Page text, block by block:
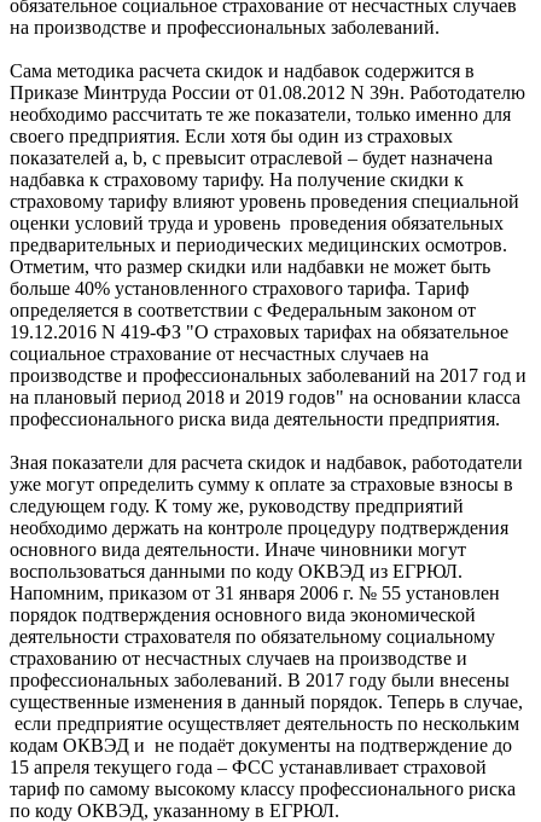
обязательное социальное страхование от несчастных случаев
на производстве и профессиональных заболеваний.
Сама методика расчета скидок и надбавок содержится в
Приказе Минтруда России от 01.08.2012 N 39н. Работодателю
необходимо рассчитать те же показатели, только именно для
своего предприятия. Если хотя бы один из страховых
показателей a, b, c превысит отраслевой – будет назначена
надбавка к страховому тарифу. На получение скидки к
страховому тарифу влияют уровень проведения специальной
оценки условий труда и уровень проведения обязательных
предварительных и периодических медицинских осмотров.
Отметим, что размер скидки или надбавки не может быть
больше 40% установленного страхового тарифа. Тариф
определяется в соответствии с Федеральным законом от
19.12.2016 N 419-ФЗ "О страховых тарифах на обязательное
социальное страхование от несчастных случаев на
производстве и профессиональных заболеваний на 2017 год и
на плановый период 2018 и 2019 годов" на основании класса
профессионального риска вида деятельности предприятия.
Зная показатели для расчета скидок и надбавок, работодатели
уже могут определить сумму к оплате за страховые взносы в
следующем году. К тому же, руководству предприятий
необходимо держать на контроле процедуру подтверждения
основного вида деятельности. Иначе чиновники могут
воспользоваться данными по коду ОКВЭД из ЕГРЮЛ.
Напомним, приказом от 31 января 2006 г. № 55 установлен
порядок подтверждения основного вида экономической
деятельности страхователя по обязательному социальному
страхованию от несчастных случаев на производстве и
профессиональных заболеваний. В 2017 году были внесены
существенные изменения в данный порядок. Теперь в случае,
если предприятие осуществляет деятельность по нескольким
кодам ОКВЭД и не подаёт документы на подтверждение до
15 апреля текущего года – ФСС устанавливает страховой
тариф по самому высокому классу профессионального риска
по коду ОКВЭД, указанному в ЕГРЮЛ.